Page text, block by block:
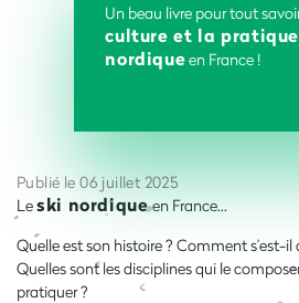
Un beau livre pour tout
culture et la
nordiqueen France !
Publié le 06 juillet 2025
Leski nordiqueen France...
Quelle est son histoire ? Comment s’est-
Quelles sont les disciplines qui le
pratiquer ?